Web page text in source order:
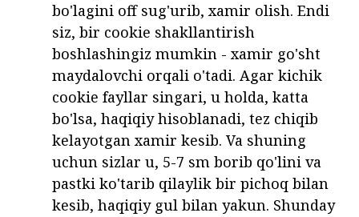
bo'lagini off sug'urib, xamir olish. Endi
siz, bir cookie shakllantirish
boshlashingiz mumkin - xamir go'sht
maydalovchi orqali o'tadi. Agar kichik
cookie fayllar singari, u holda, katta
bo'lsa, haqiqiy hisoblanadi, tez chiqib
kelayotgan xamir kesib. Va shuning
uchun sizlar u, 5-7 sm borib qo'lini va
pastki ko'tarib qilaylik bir pichoq bilan
kesib, haqiqiy gul bilan yakun. Shunday